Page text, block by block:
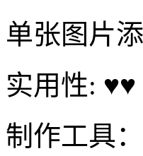
单张图片
实用性: ♥♥
制作工具